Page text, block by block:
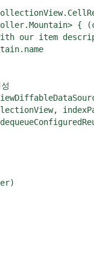
{
our item